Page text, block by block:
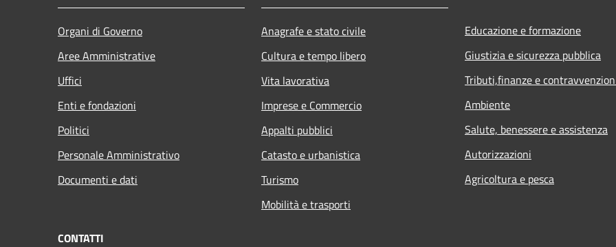
Organi di Governo
Aree Amministrative
Uffici
Enti e fondazioni
Politici
Personale Amministrativo
Documenti e dati
Anagrafe e stato civile
Cultura e tempo libero
Vita lavorativa
Imprese e Commercio
Appalti pubblici
Catasto e urbanistica
Turismo
Mobilità e trasporti
Educazione e formazione
Giustizia e sicurezza pubblica
Tributi,finanze e
Ambiente
Salute, benessere e assistenza
Autorizzazioni
Agricoltura e pesca
CONTATTI